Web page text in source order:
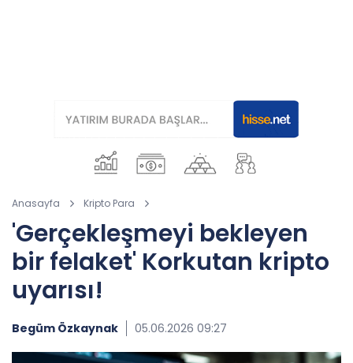
Anasayfa Kripto Para
'Gerçekleşmeyi bekleyen
bir felaket' Korkutan kripto
uyarısı!
Begüm Özkaynak 05.06.2026 09:27